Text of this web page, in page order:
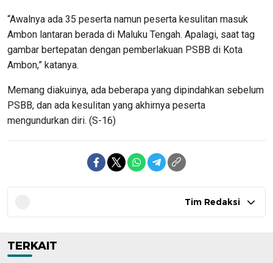
“Awalnya ada 35 peserta namun peserta kesulitan masuk
Ambon lantaran berada di Maluku Tengah. Apalagi, saat tag
gambar bertepatan dengan pemberlakuan PSBB di Kota
Ambon,” katanya.
Memang diakuinya, ada beberapa yang dipindahkan sebelum
PSBB, dan ada kesulitan yang akhirnya peserta
mengundurkan diri. (S-16)
Tim Redaksi
TERKAIT